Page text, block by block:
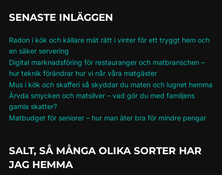
SENASTE INLÄGGEN
Radon i kök och källare mät rätt i vinter för ett tryggt hem och
en säker servering
Digital marknadsföring för restauranger och matbranschen –
hur teknik förändrar hur vi når våra matgäster
Mus i kök och skafferi så skyddar du maten och lugnet hemma
Ärvda smycken och matsilver – vad gör du med familjens
gamla skatter?
Matbudget för seniorer – hur man äter bra för mindre pengar
SALT, SÅ MÅNGA OLIKA SORTER HAR
JAG HEMMA